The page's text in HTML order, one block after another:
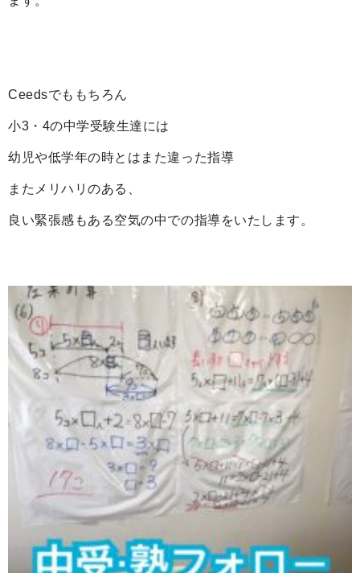
Ceedsでももちろん
小3・4の中学受験生達には
幼児や低学年の時とはまた違った指導
またメリハリのある、
良い緊張感もある空気の中での指導をいたします。